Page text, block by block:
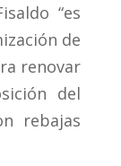
“es
de
renovar
del
rebajas